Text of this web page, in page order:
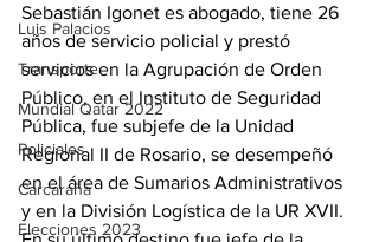
Luis Palacios
Transporte
Mundial Qatar 2022
Policiales
Carcarañá
Elecciones 2023
Sebastián Igonet es abogado, tiene 26
años de servicio policial y prestó
servicios en la Agrupación de Orden
Público, en el Instituto de Seguridad
Pública, fue subjefe de la Unidad
Regional II de Rosario, se desempeñó
en el área de Sumarios Administrativos
y en la División Logística de la UR XVII.